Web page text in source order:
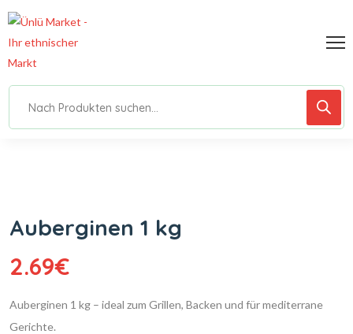
Auberginen 1 kg
2.69€
Auberginen 1 kg – ideal zum Grillen, Backen und für mediterrane
Gerichte.